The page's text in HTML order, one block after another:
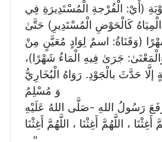
(أَيْ: الْفُرْجةِ الْمُسْتَدِيرَةِ فِي
كَالْحَوْضِ الْمُسْتَدِيرِ) حَتَّىٰ
(وَقَنَاةُ: اسمٌ لِوَادٍ مُعَيَّنٍ مِنْ
جَرَىٰ فِيهِ الْمَاءُ شَهْرًا)،
حَدَّثَ بالْجَوْدِ. رَوَاهُ الْبُخَارِيُّ
وَ مُسْلِمٌ
رَسُولُ اللهِ -صَلَّى اللهُ عَلَيْهِ
، اللَّهُمَّ أَغِثْنَا ، اللَّهُمَّ أَغِثْنَا